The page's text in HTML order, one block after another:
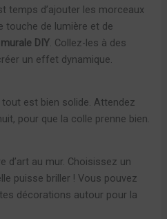
temps d’ajouter les morceaux
touche de lumière et de
DIY. Collez-les à des
un effet dynamique.
tout est bien solide. Attendez
pour que la colle prenne bien.
d’art au mur. Choisissez un
puisse briller ! Vous pouvez
décorations autour pour la